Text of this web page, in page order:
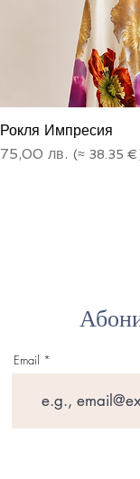
Рокля Импресия
Цена
75,00 лв.
Email